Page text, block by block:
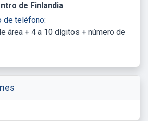
de Finlandia
de teléfono:
área + 4 a 10 dígitos + número de